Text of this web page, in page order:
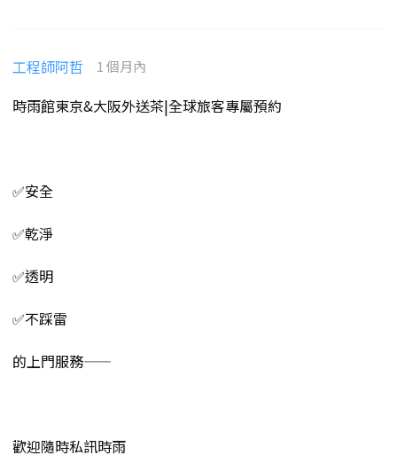
工程師阿哲 1 個月內
時雨館東京&大阪外送茶|全球旅客專屬預約
✅安全
✅乾淨
✅透明
✅不踩雷
的上門服務——
歡迎隨時私訊時雨